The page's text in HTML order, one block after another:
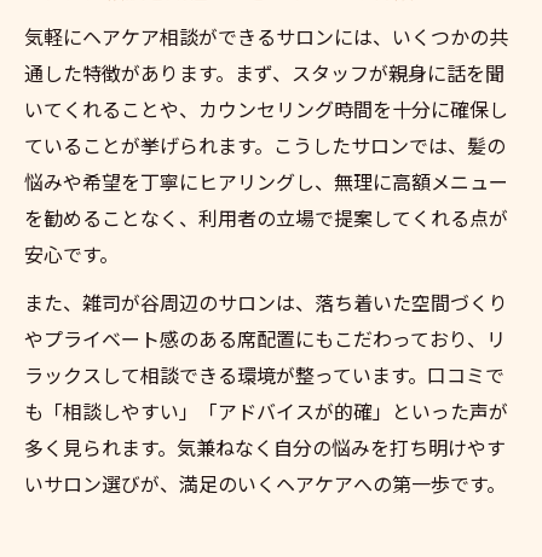
気軽にヘアケア相談ができるサロンには、いくつかの共
通した特徴があります。まず、スタッフが親身に話を聞
いてくれることや、カウンセリング時間を十分に確保し
ていることが挙げられます。こうしたサロンでは、髪の
悩みや希望を丁寧にヒアリングし、無理に高額メニュー
を勧めることなく、利用者の立場で提案してくれる点が
安心です。
また、雑司が谷周辺のサロンは、落ち着いた空間づくり
やプライベート感のある席配置にもこだわっており、リ
ラックスして相談できる環境が整っています。口コミで
も「相談しやすい」「アドバイスが的確」といった声が
多く見られます。気兼ねなく自分の悩みを打ち明けやす
いサロン選びが、満足のいくヘアケアへの第一歩です。